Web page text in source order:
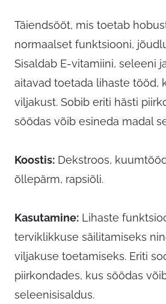
Täiendsööt, mis toetab
normaalset funktsiooni,
Sisaldab E-vitamiini, seleeni
aitavad toetada lihaste tööd,
viljakust. Sobib eriti hästi
söödas võib esineda madal
Koostis: Dekstroos,
õllepärm, rapsiõli.
Kasutamine: Lihaste
terviklikkuse säilitamiseks
viljakuse toetamiseks. Eriti
piirkondades, kus söödas
seleenisisaldus.